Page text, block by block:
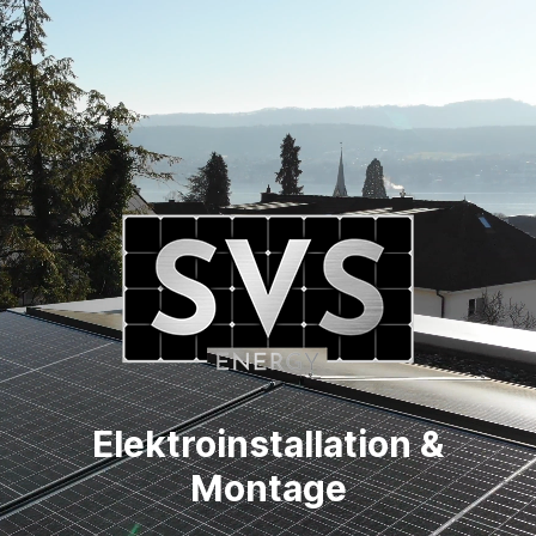
Elektroinstallation &
Montage